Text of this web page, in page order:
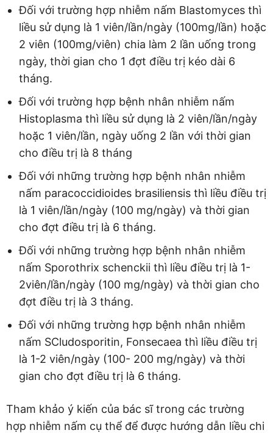
Đối với trường hợp nhiễm nấm Blastomyces thì
liều sử dụng là 1 viên/lần/ngày (100mg/lần) hoặc
2 viên (100mg/viên) chia làm 2 lần uống trong
ngày, thời gian cho 1 đợt điều trị kéo dài 6
tháng.
Đối với trường hợp bệnh nhân nhiễm nấm
Histoplasma thì liều sử dụng là 2 viên/lần/ngày
hoặc 1 viên/lần, ngày uống 2 lần với thời gian
cho điều trị là 8 tháng
Đối với những trường hợp bệnh nhân nhiễm
nấm paracoccidioides brasiliensis thì liều điều trị
là 1 viên/lần/ngày (100 mg/ngày) và thời gian
cho đợt điều trị là 6 tháng.
Đối với những trường hợp bệnh nhân nhiễm
nấm Sporothrix schenckii thì liều điều trị là 1-
2viên/lần/ngày (100 mg/ngày) và thời gian cho
đợt điều trị là 3 tháng.
Đối với những trường hợp bệnh nhân nhiễm
nấm SCludosporitin, Fonsecaea thì liều điều trị
là 1-2 viên/ngày (100- 200 mg/ngày) và thời
gian cho đợt điều trị là 6 tháng.
Tham khảo ý kiến của bác sĩ trong các trường
hợp nhiễm nấm cụ thể để được hướng dẫn liều chi